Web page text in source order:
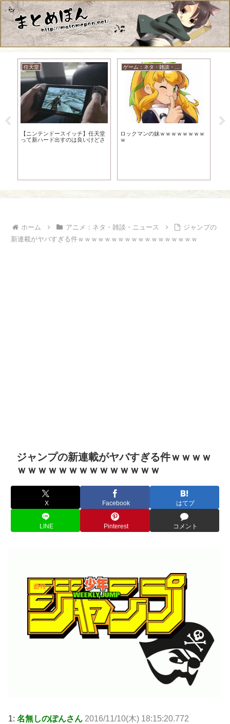
任天堂
【ニンテンドースイッチ】任天堂
って新ハード出すのは良いけどさ
ゲーム：ネタ・雑談・ニュース
ロックマンの妹ｗｗｗｗｗｗｗｗ
ｗ
ホーム アニメ：ネタ・雑談・ニュース
ジャンプの
新連載がヤバすぎる件ｗｗｗｗｗｗｗｗｗｗｗｗｗｗｗｗｗｗ
ジャンプの新連載がヤバすぎる件ｗｗｗｗ
ｗｗｗｗｗｗｗｗｗｗｗｗｗｗ
X Facebook はてブ
LINE Pinterest コメント
1: 名無しのぽんさん 2016/11/10(木) 18:15:20.772